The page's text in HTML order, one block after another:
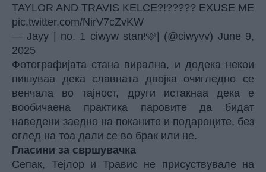
TAYLOR AND TRAVIS KELCE?!????? EXUSE ME
pic.twitter.com/NirV7cZvKW
— Jayy | no. 1 ciwyw stan!🩷| (@ciwyvv) June 9,
2025
Фотографијата стана вирална, и додека некои
пишуваа дека славната двојка очигледно се
венчала во тајност, други истакнаа дека е
вообичаена практика паровите да бидат
наведени заедно на поканите и подароците, без
оглед на тоа дали се во брак или не.
Гласини за свршувачка
Сепак, Тејлор и Травис не присуствувале на